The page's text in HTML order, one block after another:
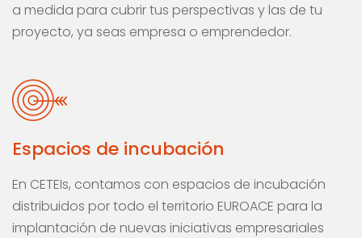
a medida para cubrir tus perspectivas y las de tu
proyecto, ya seas empresa o emprendedor.
Espacios de incubación
En CETEIs, contamos con espacios de incubación
distribuidos por todo el territorio EUROACE para la
implantación de nuevas iniciativas empresariales